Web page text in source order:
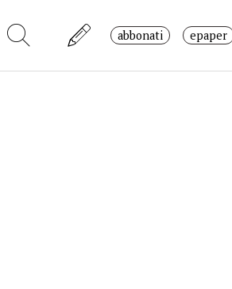
abbonati epaper